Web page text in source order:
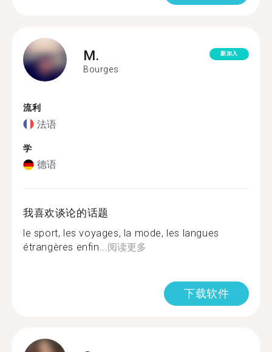
M.
Bourges
新加入
流利
法语
学
德语
我喜欢谈论的话题
le sport, les voyages, la mode, les langues
étrangères enfin...阅读更多
下载软件